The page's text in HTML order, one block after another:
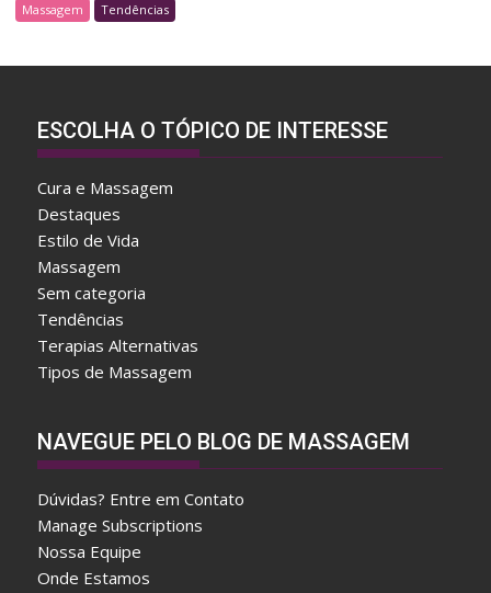
Massagem Tendências
ESCOLHA O TÓPICO DE INTERESSE
Cura e Massagem
Destaques
Estilo de Vida
Massagem
Sem categoria
Tendências
Terapias Alternativas
Tipos de Massagem
f
t
e
r
w
a
NAVEGUE PELO BLOG DE MASSAGEM
Dúvidas? Entre em Contato
Manage Subscriptions
Nossa Equipe
Onde Estamos